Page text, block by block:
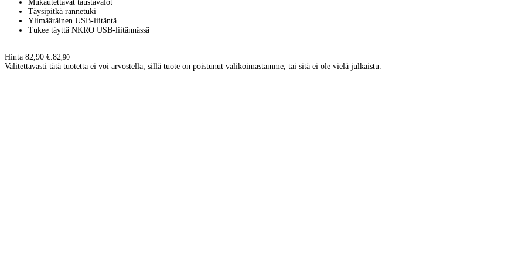
Mukautettavat taustavalot
Täysipitkä rannetuki
Ylimääräinen USB-liitäntä
Tukee täyttä NKRO USB-liitännässä
Hinta 82,90 €.82,90
Valitettavasti tätä tuotetta ei voi arvostella, sillä tuote on poistunut valikoimastamme, tai sitä ei ole vielä julkaistu.